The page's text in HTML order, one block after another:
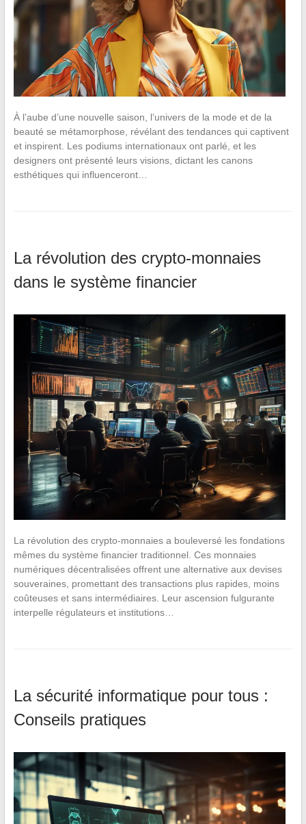
À l’aube d’une nouvelle saison, l’univers de la mode et de la
beauté se métamorphose, révélant des tendances qui captivent
et inspirent. Les podiums internationaux ont parlé, et les
designers ont présenté leurs visions, dictant les canons
esthétiques qui influenceront…
La révolution des crypto-monnaies
dans le système financier
La révolution des crypto-monnaies a bouleversé les fondations
mêmes du système financier traditionnel. Ces monnaies
numériques décentralisées offrent une alternative aux devises
souveraines, promettant des transactions plus rapides, moins
coûteuses et sans intermédiaires. Leur ascension fulgurante
interpelle régulateurs et institutions…
La sécurité informatique pour tous :
Conseils pratiques